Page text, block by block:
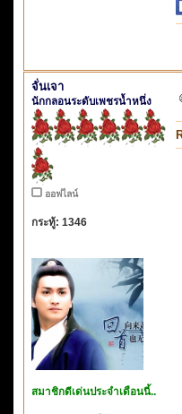
จั่นเจา
นักกลอนระดับเพชรน้ำหนึ่ง
ออฟไลน์
กระทู้: 1346
สมาชิกดีเด่นประจำเดือนนี้..